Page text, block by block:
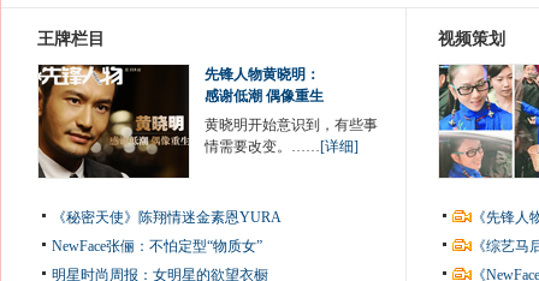
王牌栏目
先锋人物黄晓明：
感谢低潮 偶像重生
黄晓明开始意识到，有些事
情需要改变。……[详细]
《秘密天使》陈翔情迷金素恩YURA
NewFace张俪：不怕定型“物质女”
明星时尚周报：女明星的欲望衣橱
视频策划
《先锋
《综艺
《